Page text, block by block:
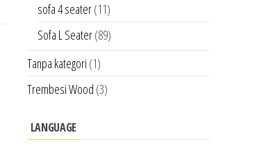
sofa 4 seater(11)
Sofa L Seater(89)
Tanpa kategori (1)
Trembesi Wood (3)
LANGUAGE